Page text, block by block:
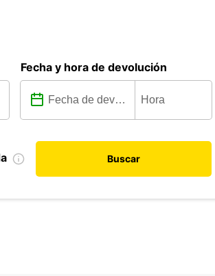
Fecha y hora de devolución
Buscar